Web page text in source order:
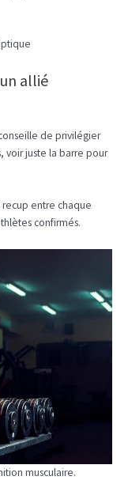
allié
de privilégier
voir juste la barre pour
recup entre chaque
confirmés.
musculaire.